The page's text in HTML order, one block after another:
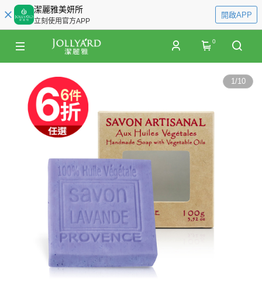
潔麗雅美妍所
立刻使用官方APP
開啟APP
0
1/10